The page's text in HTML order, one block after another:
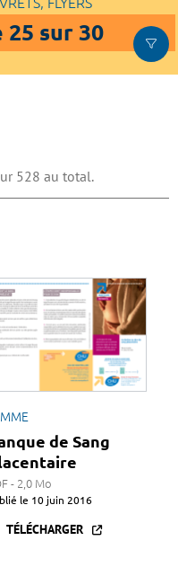
25 sur 30
528 au total.
de Sang
- 2,0 Mo
le 10 juin 2016
TÉLÉCHARGER